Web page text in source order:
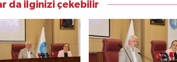
da ilginizi çekebilir